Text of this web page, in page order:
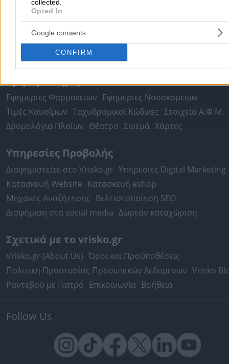
collected.
Opted In
Google consents
CONFIRM
Θεσσαλονίκη
Ρόδος
Πειραιάς Κέρκυρα Χανιά Καλαμάτα
περισσότερα >>
Χρήσιμα Σήμερα
Εφημερίες Φαρμακείων Εφημερίες Νοσοκομείων
Τιμές Καυσίμων Ταχυδρομικοί Κώδικες Στοιχεία Α.Φ.Μ.
Δρομολόγια Πλοίων Θέατρο Σινεμά Χάρτες
Υπηρεσίες Προβολής
Διαφημιστείτε στο Vrisko.gr Υπηρεσίες Digital Marketing
Κατασκευή Website Κατασκευή eshop
Μηχανές Αναζήτησης Βελτιστοποίηση SEO
Διαφήμιση στα social media Δωρεάν καταχώριση
Σχετικά με το vrisko.gr
Vrisko.gr (About Us) Όροι και Προϋποθέσεις
Πολιτική Προστασίας Προσωπικών Δεδομένων Vrisko
Ραντεβού με Γιατρό Επικοινωνία Βοήθεια
Follow Us